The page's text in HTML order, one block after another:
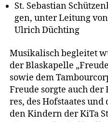
St. Sebas­ti­an
gen, unter Lei­tung
Ulrich Düchting
Musi­ka­lisch beglei­tet
der Blas­ka­pel­le
sowie dem
Freu­de sorg­te auch der
res, des Hof­staa­tes
den Kin­dern der KiTa